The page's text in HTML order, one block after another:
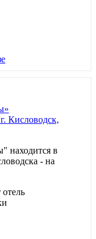
Кисловодск,
находится в
- на